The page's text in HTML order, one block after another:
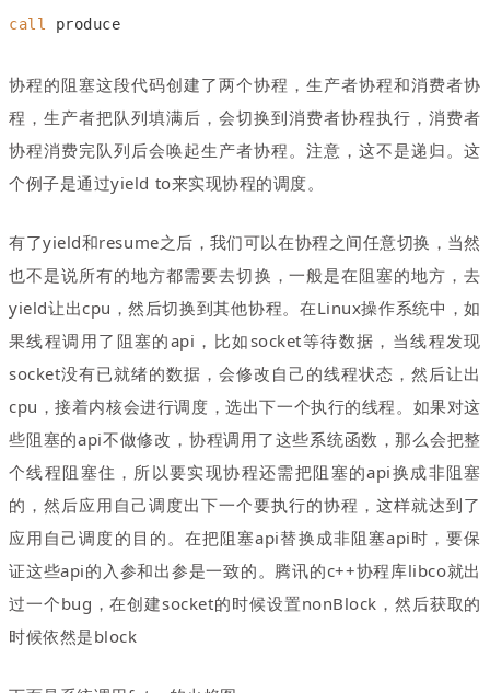
call produce
协程的阻塞这段代码创建了两个协程，生产者协程和消费者协
程，生产者把队列填满后，会切换到消费者协程执行，消费者
协程消费完队列后会唤起生产者协程。注意，这不是递归。这
个例子是通过yield to来实现协程的调度。
有了yield和resume之后 ， 我们可以在协程之间任意切换 ， 当然
也不是说所有的地方都需要去切换 ，一般是在阻塞的地方，去
yield让出cpu ，然后切换到其他协程。在Linux操作系统中，如
果线程调用了阻塞的api，比如socket等待数据，当线程发现
socket没有已就绪的数据，会修改自己的线程状态，然后让出
cpu，接着内核会进行调度，选出下一个执行的线程。如果对这
些阻塞的api不做修改，协程调用了这些系统函数 ，那么会把整
个线程阻塞住 ， 所以要实现协程还需把阻塞的api换成非阻塞
的，然后应用自己调度出下一个要执行的协程，这样就达到了
应用自己调度的目的。在把阻塞api替换成非阻塞api时，要保
证这些api的入参和出参是一致的。腾讯的c++协程库libco就出
过一个bug ，在创建socket的时候设置nonBlock ， 然后获取的
时候依然是block